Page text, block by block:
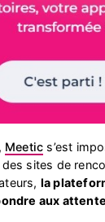
Meetic s’est
sites de
la
aux